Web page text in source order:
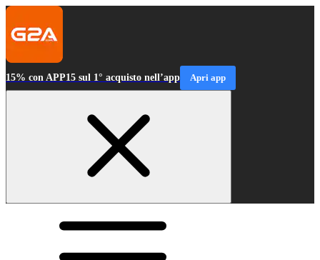
15% con APP15 sul 1° acquisto nell’app Apri app